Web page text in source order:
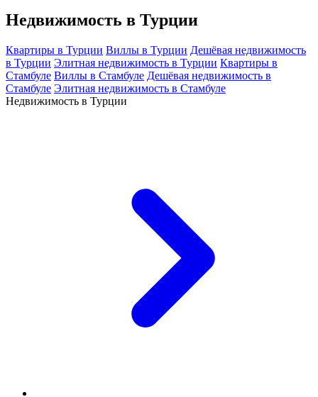
Недвижимость в Турции
Квартиры в Турции Виллы в Турции Дешёвая недвижимость
в Турции Элитная недвижимость в Турции Квартиры в
Стамбуле Виллы в Стамбуле Дешёвая недвижимость в
Стамбуле Элитная недвижимость в Стамбуле
Недвижимость в Турции